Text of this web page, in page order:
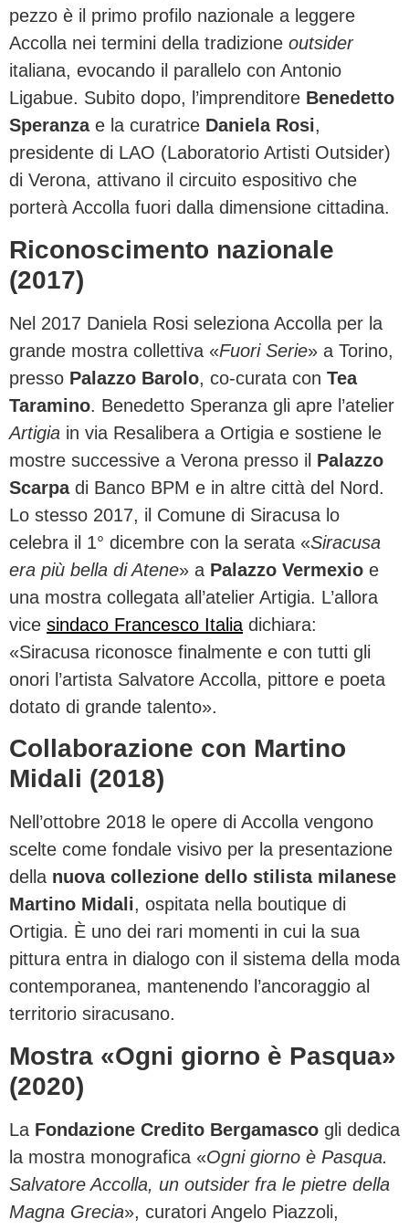
pezzo è il primo profilo nazionale a leggere
Accolla nei termini della tradizione outsider
italiana, evocando il parallelo con Antonio
Ligabue. Subito dopo, l’imprenditore Benedetto
Speranzae la curatrice Daniela Rosi,
presidente di LAO (Laboratorio Artisti Outsider)
di Verona, attivano il circuito espositivo che
porterà Accolla fuori dalla dimensione cittadina.
Riconoscimento nazionale
(2017)
Nel 2017 Daniela Rosi seleziona Accolla per la
grande mostra collettiva «Fuori Serie» a Torino,
presso Palazzo Barolo, co-curata con Tea
Taramino. Benedetto Speranza gli apre l’atelier
Artigia in via Resalibera a Ortigia e sostiene le
mostre successive a Verona presso il Palazzo
Scarpadi Banco BPM e in altre città del Nord.
Lo stesso 2017, il Comune di Siracusa lo
celebra il 1° dicembre con la serata «Siracusa
era più bella di Atene» a Palazzo Vermexio e
una mostra collegata all’atelier Artigia. L’allora
vice sindaco Francesco Italia dichiara:
«Siracusa riconosce finalmente e con tutti gli
onori l’artista Salvatore Accolla, pittore e poeta
dotato di grande talento».
Collaborazione con Martino
Midali (2018)
Nell’ottobre 2018 le opere di Accolla vengono
scelte come fondale visivo per la presentazione
della nuova collezione dello stilista milanese
Martino Midali, ospitata nella boutique di
Ortigia. È uno dei rari momenti in cui la sua
pittura entra in dialogo con il sistema della moda
contemporanea, mantenendo l’ancoraggio al
territorio siracusano.
Mostra «Ogni giorno è Pasqua»
(2020)
La Fondazione Credito Bergamasco gli dedica
la mostra monografica «Ogni giorno è Pasqua.
Salvatore Accolla, un outsider fra le pietre della
Magna Grecia», curatori Angelo Piazzoli,